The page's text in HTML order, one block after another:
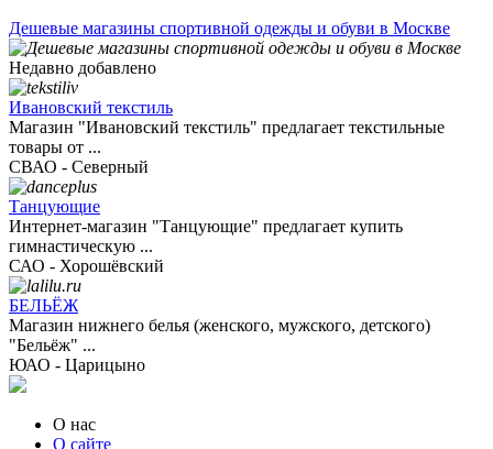
Дешевые магазины спортивной одежды и обуви в Москве
Недавно добавлено
Ивановский текстиль
Магазин "Ивановский текстиль" предлагает текстильные
товары от ...
СВАО - Северный
Танцующие
Интернет-магазин "Танцующие" предлагает купить
гимнастическую ...
САО - Хорошёвский
БЕЛЬЁЖ
Магазин нижнего белья (женского, мужского, детского)
"Бельёж" ...
ЮАО - Царицыно
О нас
О сайте